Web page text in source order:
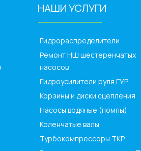
НАШИ УСЛУГИ
Гидрораспределители
Ремонт НШ шестеренчатых
насосов
Гидроусилители руля ГУР
Корзины и диски сцепления
Насосы водяные (помпы)
Коленчатые валы
Турбокомпрессоры ТКР